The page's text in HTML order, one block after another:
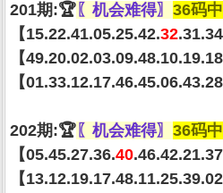
201期:🏆〖机会难得〗 36码
【15.22.41.05.25.42.32
【
【
202期:🏆〖机会难得〗 36码
【05.45.27.36.40
【